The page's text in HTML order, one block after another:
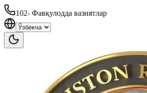
102- Фавқулодда вазиятлар